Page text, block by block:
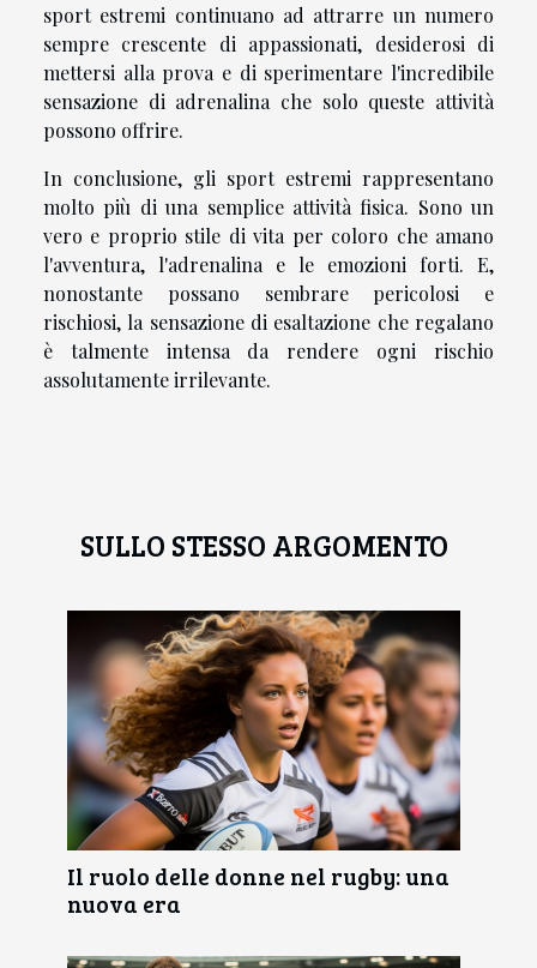
sport estremi continuano ad attrarre un numero
sempre crescente di appassionati, desiderosi di
mettersi alla prova e di sperimentare l'incredibile
sensazione di adrenalina che solo queste attività
possono offrire.
In conclusione, gli sport estremi rappresentano
molto più di una semplice attività fisica. Sono un
vero e proprio stile di vita per coloro che amano
l'avventura, l'adrenalina e le emozioni forti. E,
nonostante possano sembrare pericolosi e
rischiosi, la sensazione di esaltazione che regalano
è talmente intensa da rendere ogni rischio
assolutamente irrilevante.
SULLO STESSO ARGOMENTO
Il ruolo delle donne nel rugby: una
nuova era